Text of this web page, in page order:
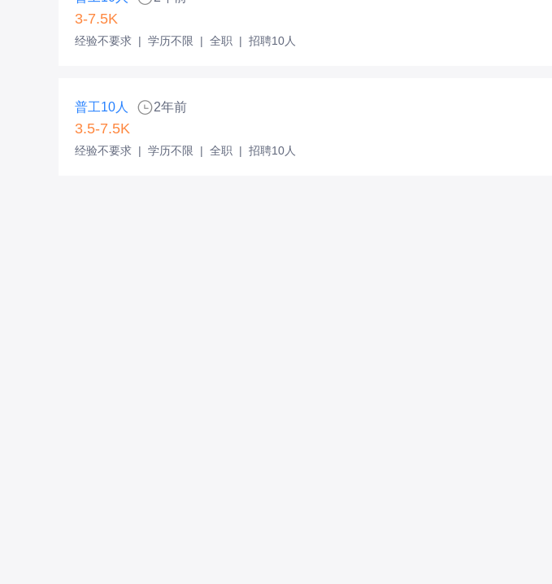
3-7.5K
经验不要求 | 学历不限 | 全职 | 招聘10人
普工10人 2年前
3.5-7.5K
经验不要求 | 学历不限 | 全职 | 招聘10人